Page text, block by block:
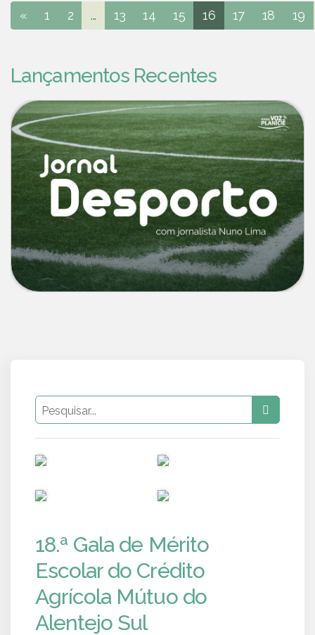
« 1 2 ... 13 14 15 16 17 18 19
Lançamentos Recentes
18.ª Gala de Mérito
Escolar do Crédito
Agrícola Mútuo do
Alentejo Sul